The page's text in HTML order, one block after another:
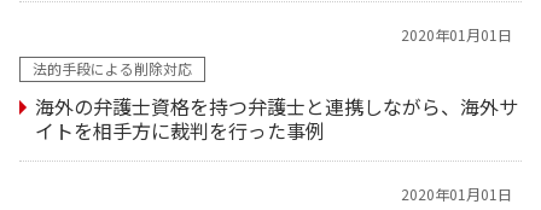
2020年01月01日
法的手段による削除対応
海外の弁護士資格を持つ弁護士と連携しながら、海外サ
イトを相手方に裁判を行った事例
2020年01月01日